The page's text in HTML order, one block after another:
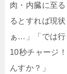
肉・内臓に至
るとすれば現
ぁ…」「では行
10秒チャージ
んすか？」